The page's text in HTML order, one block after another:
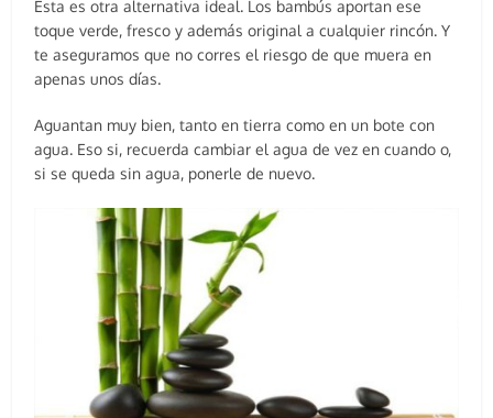
Esta es otra alternativa ideal. Los bambús aportan ese
toque verde, fresco y además original a cualquier rincón. Y
te aseguramos que no corres el riesgo de que muera en
apenas unos días.
Aguantan muy bien, tanto en tierra como en un bote con
agua. Eso si, recuerda cambiar el agua de vez en cuando o,
si se queda sin agua, ponerle de nuevo.